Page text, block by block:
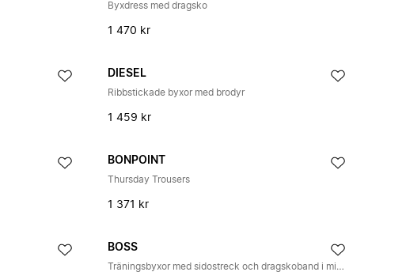
Byxdress med dragsko
1 470 kr
DIESEL
Ribbstickade byxor med brodyr
1 459 kr
BONPOINT
Thursday Trousers
1 371 kr
BOSS
Träningsbyxor med sidostreck och dragskoband i midjan